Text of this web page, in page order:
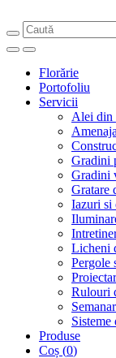
Florărie
Portofoliu
Servicii
Alei din
Gradini
Gradini
Gratare
Iazuri si
Licheni
Pergole
Rulouri
Produse
Coș (0)